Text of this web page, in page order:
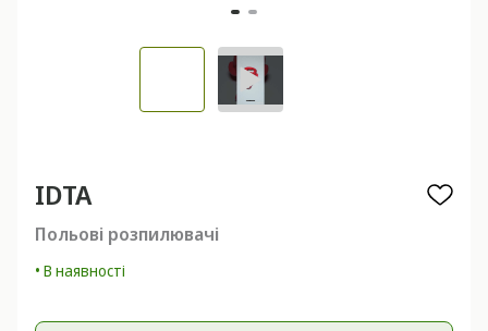
IDTA
Польові розпилювачі
• В наявності